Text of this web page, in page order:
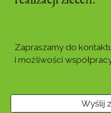
Zapraszamy do
i możliwości
Wyślij